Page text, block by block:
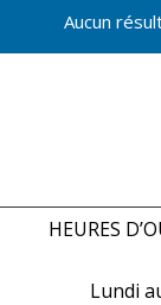
Aucun
HEURES
Lundi